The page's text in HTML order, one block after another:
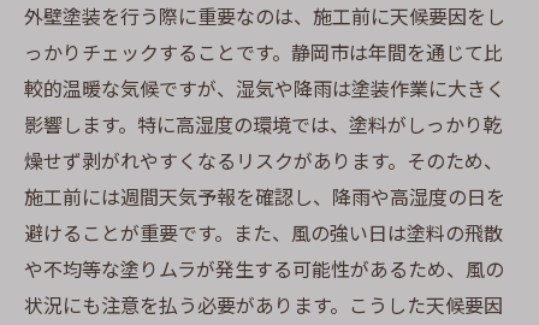
外壁塗装を行う際に重要なのは、施工前に天候要因をし
っかりチェックすることです。静岡市は年間を通じて比
較的温暖な気候ですが、湿気や降雨は塗装作業に大きく
影響します。特に高湿度の環境では、塗料がしっかり乾
燥せず剥がれやすくなるリスクがあります。そのため、
施工前には週間天気予報を確認し、降雨や高湿度の日を
避けることが重要です。また、風の強い日は塗料の飛散
や不均等な塗りムラが発生する可能性があるため、風の
状況にも注意を払う必要があります。こうした天候要因